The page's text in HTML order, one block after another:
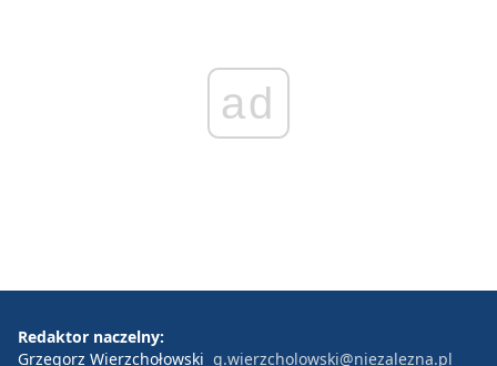
ad
Redaktor naczelny:
Grzegorz Wierzchołowski g.wierzcholowski@niezalezna.pl